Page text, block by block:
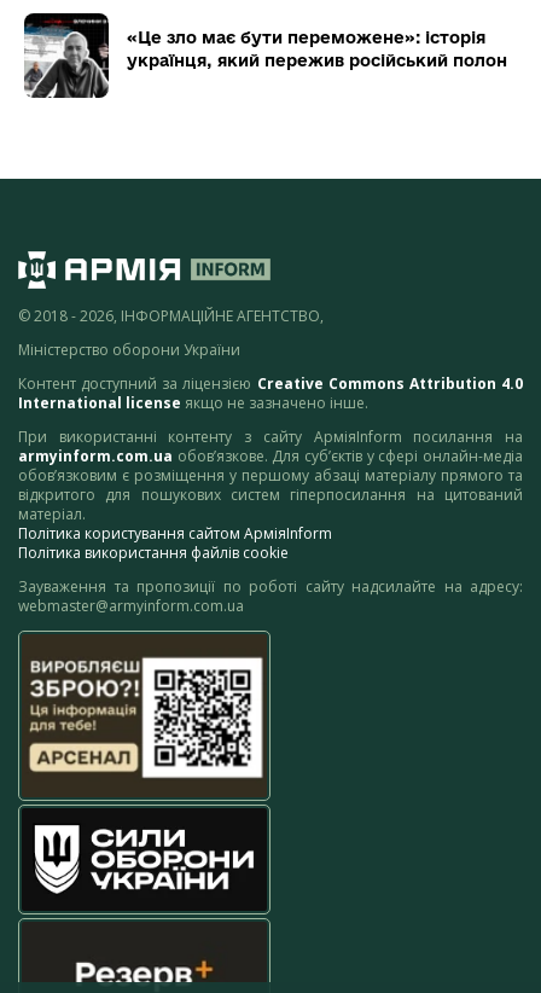
«Це зло має бути переможене»: історія
українця, який пережив російський полон
© 2018 - 2026, ІНФОРМАЦІЙНЕ АГЕНТСТВО,
Міністерство оборони України
Контент доступний за ліцензією Creative Commons Attribution 4.0
International license якщо не зазначено інше.
При використанні контенту з сайту АрміяInform посилання на
armyinform.com.ua обов’язкове. Для суб’єктів у сфері онлайн-медіа
обов’язковим є розміщення у першому абзаці матеріалу прямого та
відкритого для пошукових систем гіперпосилання на цитований
матеріал.
Політика користування сайтом АрміяInform
Політика використання файлів cookie
Зауваження та пропозиції по роботі сайту надсилайте на адресу:
webmaster@armyinform.com.ua